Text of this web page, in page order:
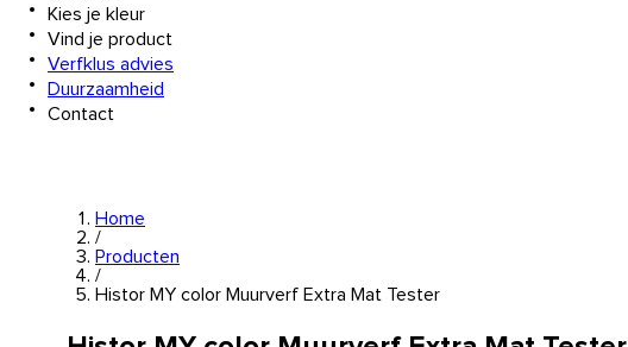
Kies je kleur
Vind je product
Verfklus advies
Duurzaamheid
Contact
Home
/
Producten
/
Histor MY color Muurverf Extra Mat Tester